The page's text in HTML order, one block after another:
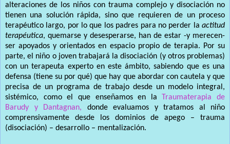
alteraciones de los niños con trauma complejo y disociación no
tienen una solución rápida, sino que requieren de un proceso
terapéutico largo, por lo que los padres para no perder la actitud
terapéutica, quemarse y desesperarse, han de estar -y merecen-
ser apoyados y orientados en espacio propio de terapia. Por su
parte, el niño o joven trabajará la disociación (y otros problemas)
con un terapeuta experto en este ámbito, sabiendo que es una
defensa (tiene su por qué) que hay que abordar con cautela y que
precisa de un programa de trabajo desde un modelo integral,
sistémico, como el que enseñamos en la Traumaterapia de
Barudy y Dantagnan, donde evaluamos y tratamos al niño
comprensivamente desde los dominios de apego – trauma
(disociación) – desarrollo – mentalización.